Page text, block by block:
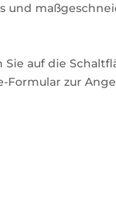
und
auf die
Formular zur